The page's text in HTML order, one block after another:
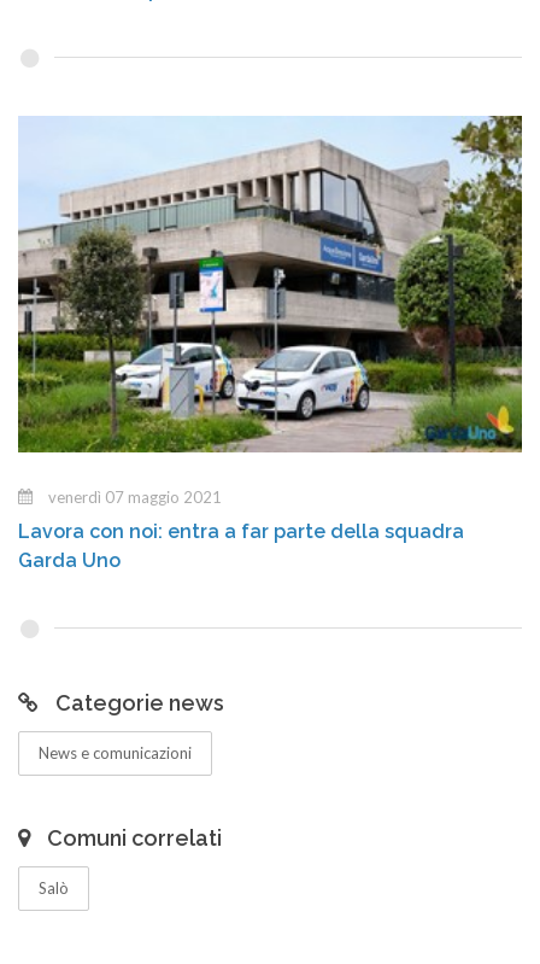
venerdì 07 maggio 2021
Lavora con noi: entra a far parte della squadra
Garda Uno
Categorie news
News e comunicazioni
Comuni correlati
Salò